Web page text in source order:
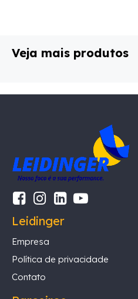
Veja mais produtos
Leidinger
Empresa
Política de privacidade
Contato